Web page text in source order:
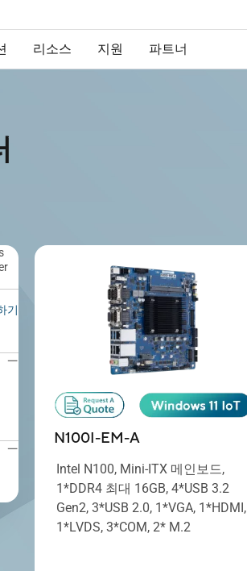
리소스 지원 파트너
기
N100I-EM-A
Intel N100, Mini-ITX 메인보드,
1*DDR4 최대 16GB, 4*USB 3.2
Gen2, 3*USB 2.0, 1*VGA, 1*HDMI,
1*LVDS, 3*COM, 2* M.2